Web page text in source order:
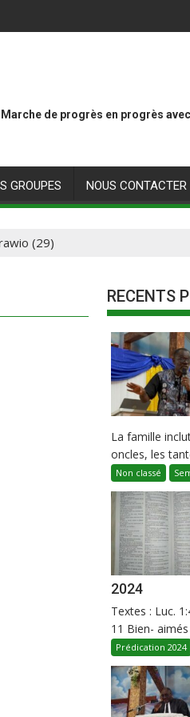
Marche de progrès en progrès
GROUPES NOUS CONTACTER
(29)
RECENTS
La famille
oncles, les
Non classé
2024
Textes : Luc.
11 Bien-
Prédication 2024